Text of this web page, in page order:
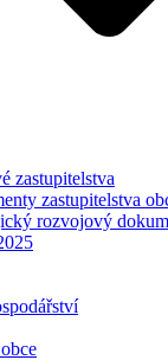
zastupitelstva
zastupitelstva
rozvojový